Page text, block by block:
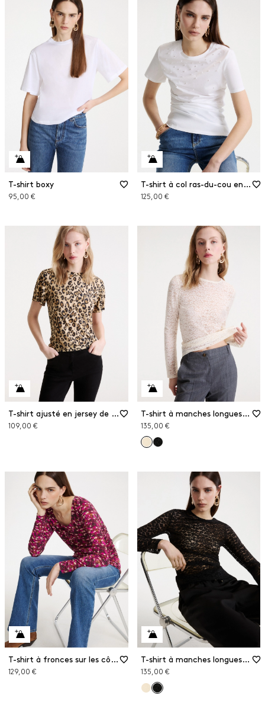
T-shirt boxy
95,00 €
T-shirt à col ras-du-cou en jersey
125,00 €
T-shirt ajusté en jersey de viscose
109,00 €
T-shirt à manches longues en jersey de dentelle
135,00 €
T-shirt à fronces sur les côtés
129,00 €
T-shirt à manches longues en jersey de dentelle
135,00 €